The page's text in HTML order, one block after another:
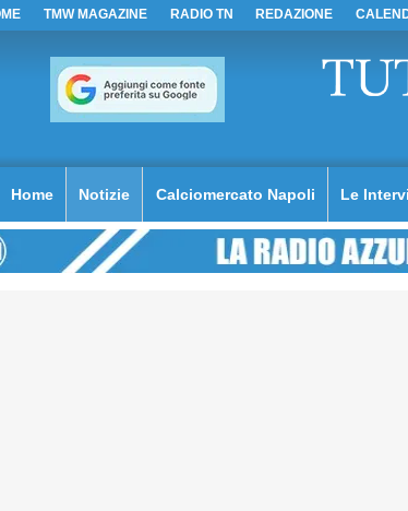
TMW MAGAZINE RADIO TN REDAZIONE
Home Notizie Calciomercato Napoli Le